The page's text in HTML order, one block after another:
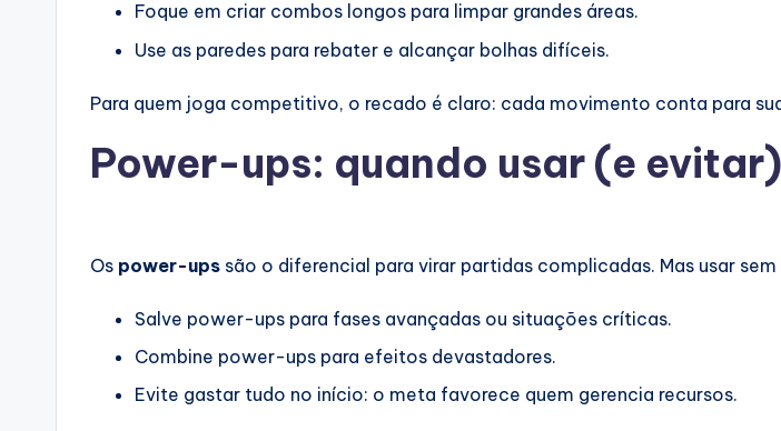
Foque em criar combos longos para limpar grandes áreas.
Use as paredes para rebater e alcançar bolhas difíceis.
Para quem joga competitivo, o recado é claro: cada movimento conta para
Power-ups: quando usar (e evitar)
Os power-ups são o diferencial para virar partidas complicadas. Mas usar
Salve power-ups para fases avançadas ou situações críticas.
Combine power-ups para efeitos devastadores.
Evite gastar tudo no início: o meta favorece quem gerencia recursos.